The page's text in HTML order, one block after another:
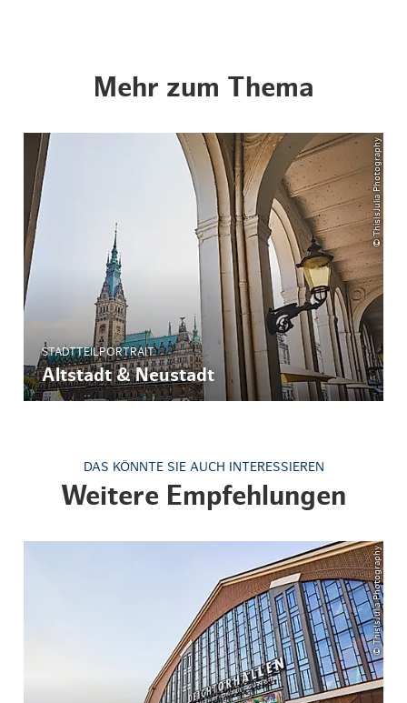
Mehr zum Thema
© ThisIsJulia Photography
STADTTEILPORTRAIT
Altstadt & Neustadt
DAS KÖNNTE SIE AUCH INTERESSIEREN
Weitere Empfehlungen
© ThisIsJulia Photography